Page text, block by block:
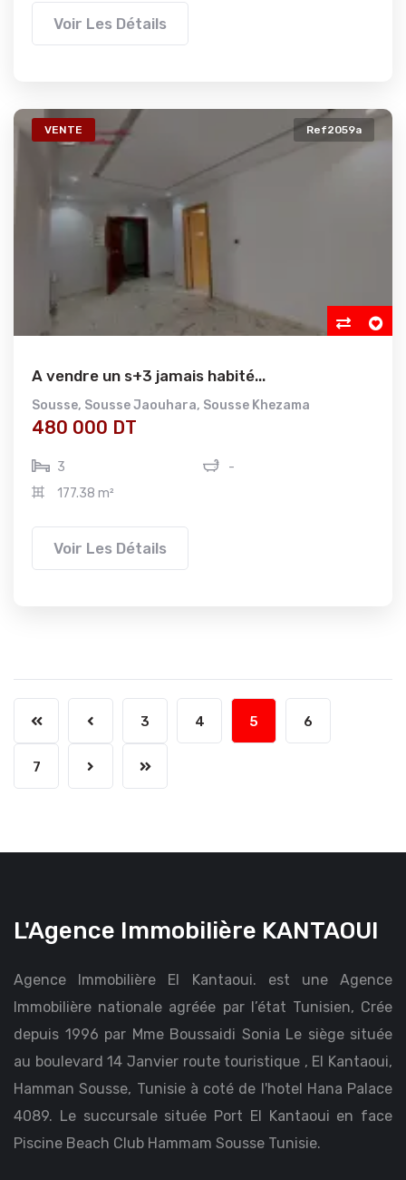
Voir Les Détails
VENTE Ref2059a
A vendre un s+3 jamais habité...
Sousse, Sousse Jaouhara, Sousse Khezama
480 000 DT
3
-
177.38 m²
Voir Les Détails
3 4 5 6
7
L'Agence Immobilière KANTAOUI
Agence Immobilière El Kantaoui. est une Agence
Immobilière nationale agréée par l’état Tunisien, Crée
depuis 1996 par Mme Boussaidi Sonia Le siège située
au boulevard 14 Janvier route touristique , El Kantaoui,
Hamman Sousse, Tunisie à coté de l'hotel Hana Palace
4089. Le succursale située Port El Kantaoui en face
Piscine Beach Club Hammam Sousse Tunisie.